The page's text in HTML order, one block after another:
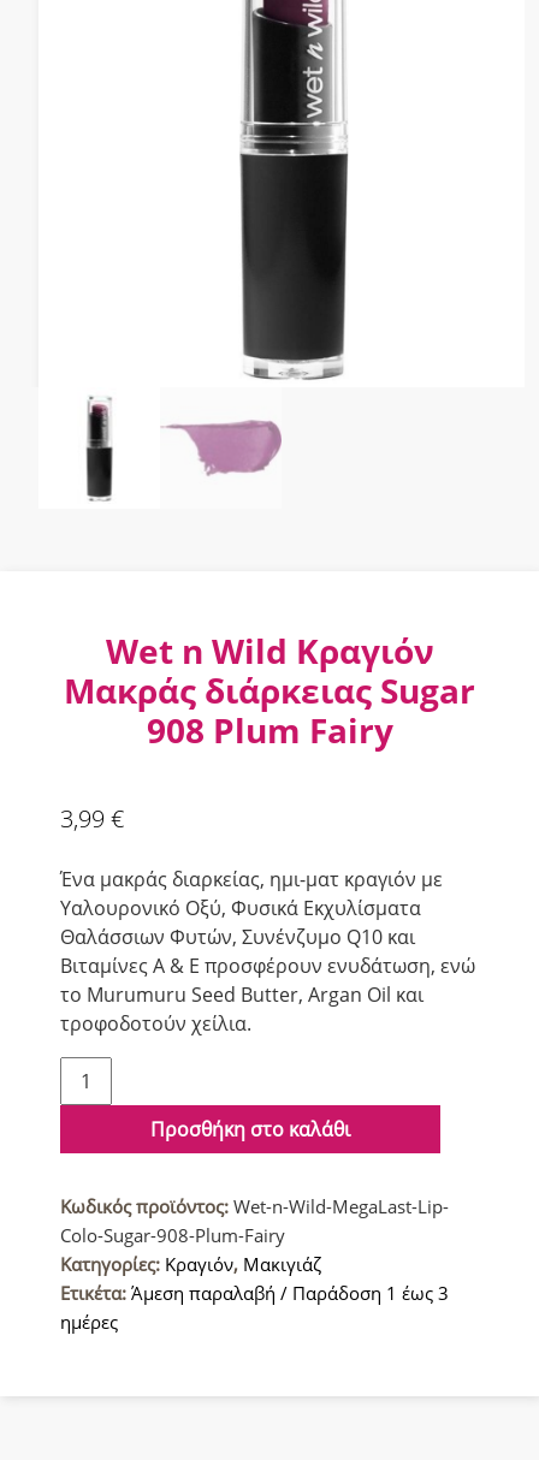
Wet n Wild Κραγιόν
Μακράς διάρκειας Sugar
908 Plum Fairy
3,99 €
Ένα μακράς διαρκείας, ημι-ματ κραγιόν με
Υαλουρονικό Οξύ, Φυσικά Εκχυλίσματα
Θαλάσσιων Φυτών, Συνένζυμο Q10 και
Βιταμίνες A & E προσφέρουν ενυδάτωση, ενώ
το Murumuru Seed Butter, Argan Oil και
τροφοδοτούν χείλια.
Wet
n
Κραγιόν
διάρκειας
Sugar
908
Plum
Fairy
Προσθήκη στο καλάθι
Κωδικός προϊόντος: Wet-n-Wild-MegaLast-Lip-
Colo-Sugar-908-Plum-Fairy
Κατηγορίες: Κραγιόν, Μακιγιάζ
Ετικέτα: Άμεση παραλαβή / Παράδοση 1 έως 3
ημέρες